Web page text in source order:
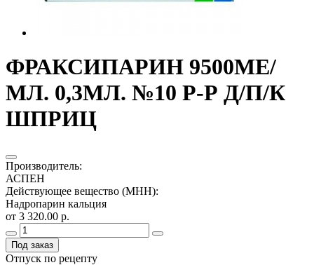
ФРАКСИПАРИН 9500МЕ/
МЛ. 0,3МЛ. №10 Р-Р Д/П/К
ШПРИЦ
Производитель:
АСПЕН
Действующее вещество (МНН):
Надропарин кальция
от 3 320.00 р.
Под заказ
Отпуск по рецепту